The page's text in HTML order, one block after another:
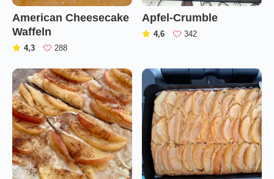
American Cheesecake
Waffeln
4,3 (
288
Apfel-Crumble
4,6 (
342